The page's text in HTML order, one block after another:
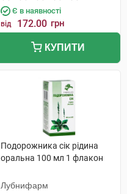
Є в наявності
від 172.00 грн
КУПИТИ
Подорожника сік рідина
оральна 100 мл 1 флакон
Лубнифарм